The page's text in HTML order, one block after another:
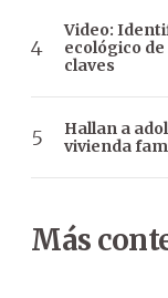
Video:
ecológico
claves
Hallan a
vivienda
Más